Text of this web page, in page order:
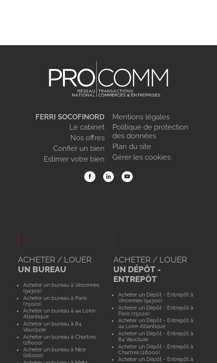
FERRI SOCOFINORD
Le cabinet
Nos offres
Confier un bien
Estimer votre bien
Mentions légales
Politique de protection
des données
Plan du site
Gérer les cookies
ACHETER / LOUER
UN BUREAU
Acheter un bureau à Vincennes
(94300)
Acheter un bureau à Paris
(75020)
Acheter un bureau à 44 Loire-
Atlantique
Acheter un bureau à 84
Vaucluse
Acheter un bureau à Chartres
(28000)
Acheter un bureau à Nice
(06000)
ACHETER / LOUER
UN DÉPÔT -
ENTREPÔT
Acheter un Dépôt - Entrepôt à
Vincennes (94300)
Acheter un Dépôt - Entrepôt à
Paris (75020)
Acheter un Dépôt - Entrepôt à
44 Loire-Atlantique
Acheter un Dépôt - Entrepôt à
84 Vaucluse
Acheter un Dépôt - Entrepôt à
Chartres (28000)
Acheter un Dépôt - Entrepôt à